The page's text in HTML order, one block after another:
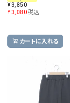
¥3,850
¥3,080税込
カートに入れる